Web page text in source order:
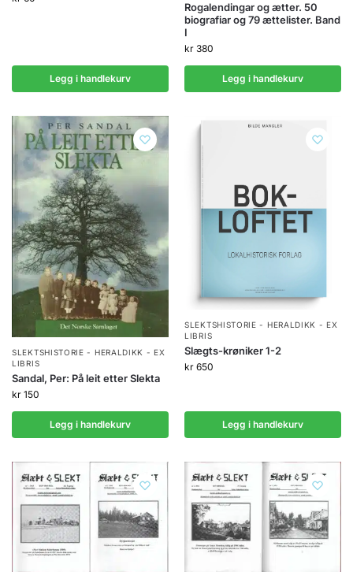
Legg i handlekurv
Rogalendingar og ætter. 50
biografiar og 79 ættelister. Band
I
kr 380
Legg i handlekurv
SLEKTSHISTORIE - HERALDIKK - EX
LIBRIS
Sandal, Per: På leit etter Slekta
kr 150
Legg i handlekurv
SLEKTSHISTORIE - HERALDIKK - EX
LIBRIS
Slægts-krøniker 1-2
kr 650
Legg i handlekurv